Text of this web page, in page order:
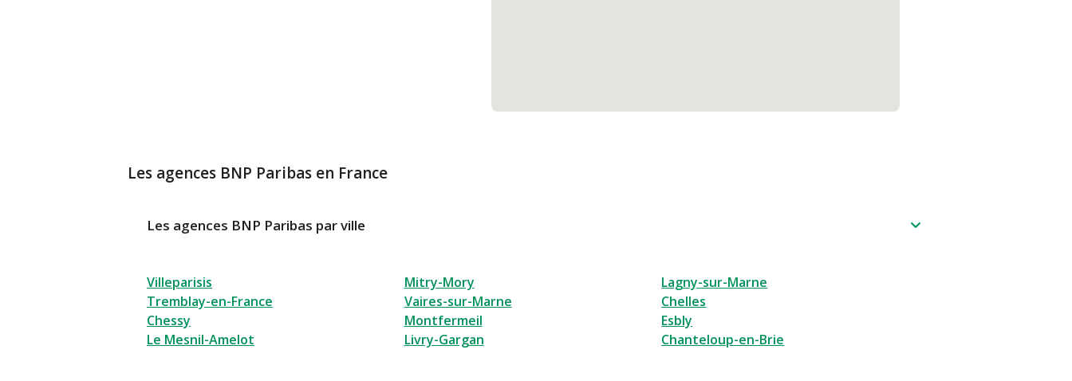
Les agences BNP Paribas en France
Les agences BNP Paribas par ville
Villeparisis Mitry-Mory
Lagny-sur-Marne
Tremblay-en-France
Vaires-sur-Marne
Chelles
Chessy
Montfermeil
Esbly
Le Mesnil-Amelot
Livry-Gargan Chanteloup-en-Brie